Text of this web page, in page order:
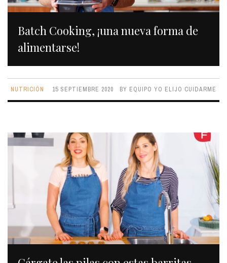
Batch Cooking, ¡una nueva forma de
alimentarse!
NUTRICIÓN 15 SEPTIEMBRE 2020 BY EQUIPO YO ELIJO CUIDARME